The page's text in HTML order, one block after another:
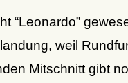
“Leonardo”
weil
Mitschnitt gibt